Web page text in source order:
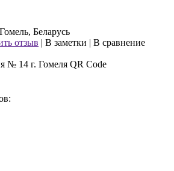
Беларусь
отзыв | В заметки | В сравнение